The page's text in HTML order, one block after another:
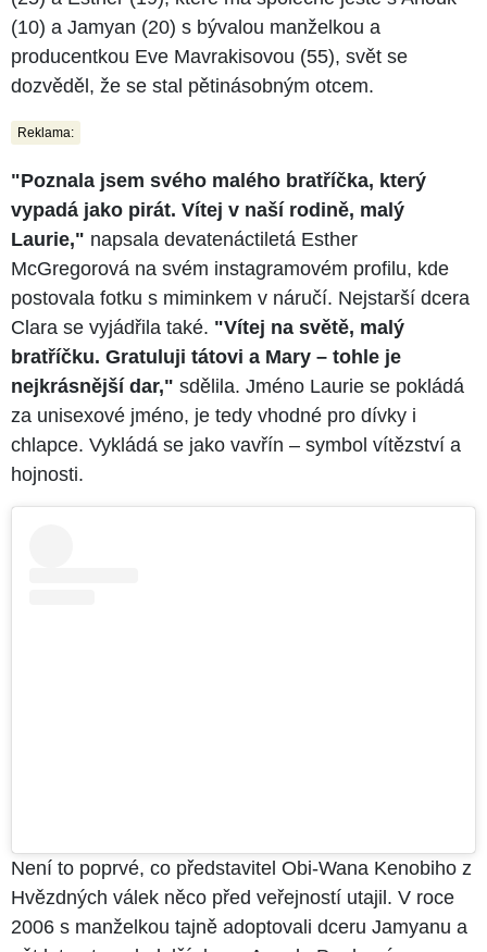
(10) a Jamyan (20) s bývalou manželkou a
producentkou Eve Mavrakisovou (55), svět se
dozvěděl, že se stal pětinásobným otcem.
Reklama:
"Poznala jsem svého malého bratříčka, který
vypadá jako pirát. Vítej v naší rodině, malý
Laurie," napsala devatenáctiletá Esther
McGregorová na svém instagramovém profilu, kde
postovala fotku s miminkem v náručí. Nejstarší dcera
Clara se vyjádřila také. "Vítej na světě, malý
bratříčku. Gratuluji tátovi a Mary – tohle je
nejkrásnější dar," sdělila. Jméno Laurie se pokládá
za unisexové jméno, je tedy vhodné pro dívky i
chlapce. Vykládá se jako vavřín – symbol vítězství a
hojnosti.
Není to poprvé, co představitel Obi-Wana Kenobiho z
Hvězdných válek něco před veřejností utajil. V roce
2006 s manželkou tajně adoptovali dceru Jamyanu a